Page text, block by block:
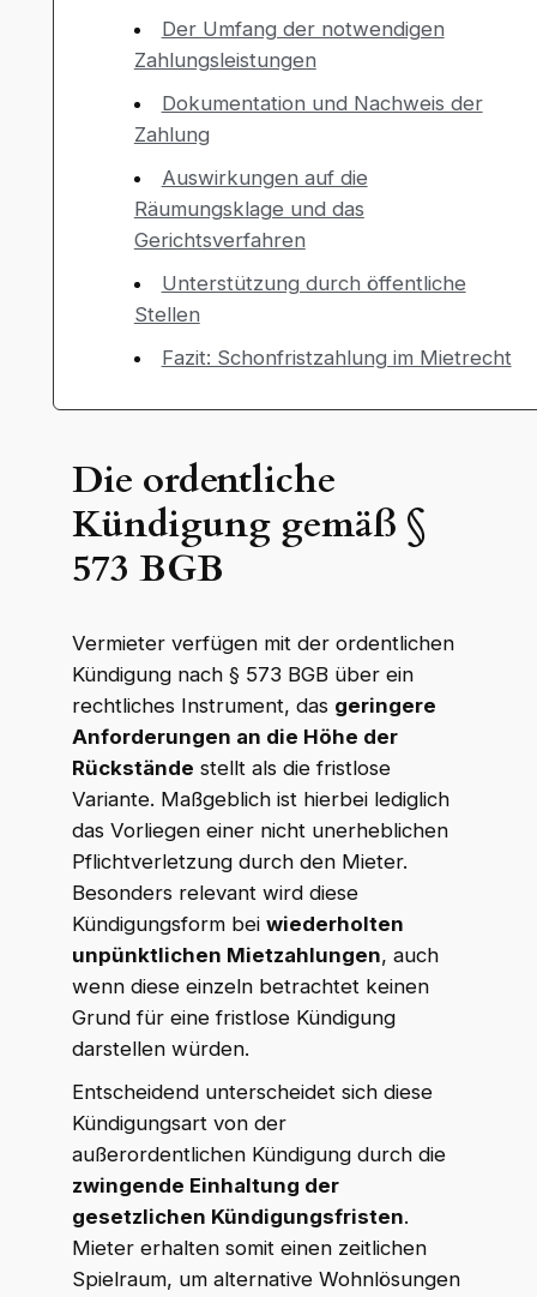
Der Umfang der notwendigen
Zahlungsleistungen
Dokumentation und Nachweis der
Zahlung
Auswirkungen auf die
Räumungsklage und das
Gerichtsverfahren
Unterstützung durch öffentliche
Stellen
Fazit: Schonfristzahlung im Mietrecht
Die ordentliche
Kündigung gemäß §
573 BGB
Vermieter verfügen mit der ordentlichen
Kündigung nach § 573 BGB über ein
rechtliches Instrument, das geringere
Anforderungen an die Höhe der
Rückstände stellt als die fristlose
Variante. Maßgeblich ist hierbei lediglich
das Vorliegen einer nicht unerheblichen
Pflichtverletzung durch den Mieter.
Besonders relevant wird diese
Kündigungsform bei wiederholten
unpünktlichen Mietzahlungen, auch
wenn diese einzeln betrachtet keinen
Grund für eine fristlose Kündigung
darstellen würden.
Entscheidend unterscheidet sich diese
Kündigungsart von der
außerordentlichen Kündigung durch die
zwingende Einhaltung der
gesetzlichen Kündigungsfristen.
Mieter erhalten somit einen zeitlichen
Spielraum, um alternative Wohnlösungen